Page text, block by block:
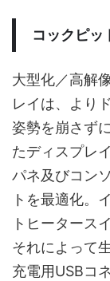
コックピッ
大型化／高解
レイは、より
姿勢を崩さず
たディスプレ
パネ及びコン
トを最適化。
トヒータース
それによって
充電用USBコ